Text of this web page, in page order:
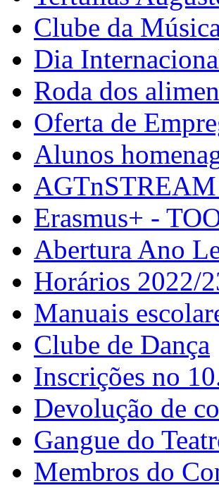
Clube da
Dia
Roda dos
Oferta de
Alunos
AGTnSTREAM
Erasmus+ -
Abertura Ano
Horários 2022/
Manuais
Clube de Dança
Inscrições no
Devolução de
Gangue do
Membros do